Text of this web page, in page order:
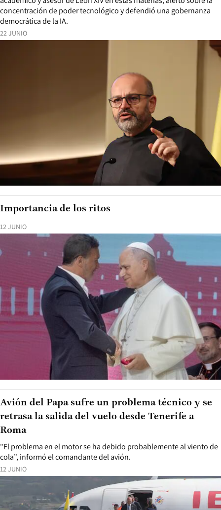
22 JUNIO
concentración de poder tecnológico y defendió una gobernanza
democrática de la IA.
12 JUNIO
Importancia de los ritos
12 JUNIO
"El problema en el motor se ha debido probablemente al viento de
cola”, informó el comandante del avión.
Avión del Papa sufre un problema técnico y se
retrasa la salida del vuelo desde Tenerife a
Roma